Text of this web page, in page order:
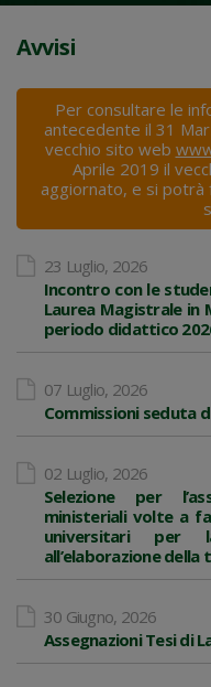
Avvisi
Per consultare le
antecedente il 31
vecchio sito web
Aprile 2019 il
aggiornato, e si
23 Luglio, 2026
Incontro con le
Laurea Magistrale in
periodo didattico
07 Luglio, 2026
Commissioni seduta
02 Luglio, 2026
Selezione per
ministeriali volte a
universitari per
all’elaborazione
30 Giugno, 2026
Assegnazioni Tesi di